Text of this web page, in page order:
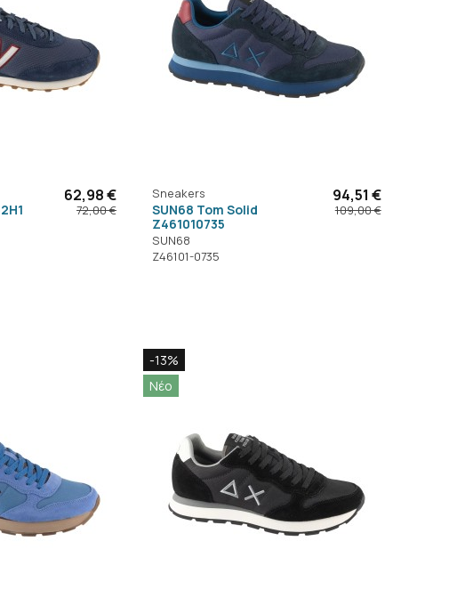
62,98 €
72,00 €
Sneakers
SUN68 Tom Solid
Z461010735
SUN68
Z46101-0735
94,51 €
109,00 €
-13%
Νέο